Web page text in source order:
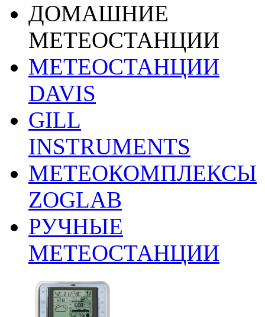
ДОМАШНИЕ
МЕТЕОСТАНЦИИ
МЕТЕОСТАНЦИИ
DAVIS
GILL
INSTRUMENTS
МЕТЕОКОМПЛЕКСЫ
ZOGLAB
РУЧНЫЕ
МЕТЕОСТАНЦИИ